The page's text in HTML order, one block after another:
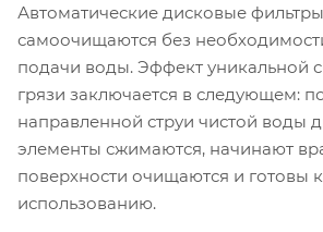
Автоматические дисковые фильтры
самоочищаются без
подачи воды. Эффект уникальной
грязи заключается в следующем:
направленной струи чистой воды
элементы сжимаются, начинают
поверхности очищаются и готовы
использованию.